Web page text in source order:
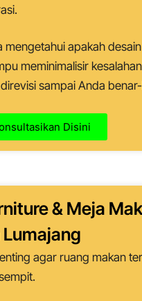
mengetahui apakah
meminimalisir
sampai Anda
Disini
& Meja
Lumajang
agar ruang makan